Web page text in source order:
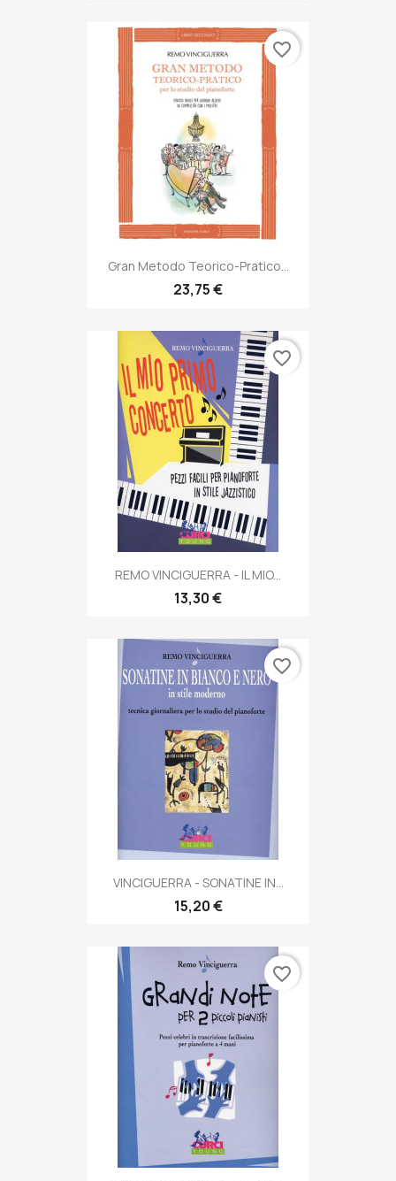
Gran Metodo Teorico-Pratico...
23,75 €
favorite_border
REMO VINCIGUERRA - IL MIO...
13,30 €
favorite_border
VINCIGUERRA - SONATINE IN...
15,20 €
favorite_border
favorite_border